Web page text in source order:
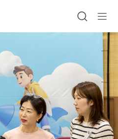
검색
열기